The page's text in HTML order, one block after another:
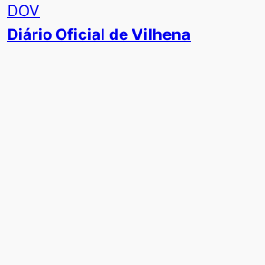
DOV
Diário Oficial de Vilhena